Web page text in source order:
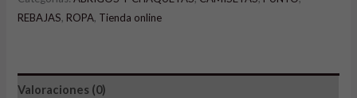
REBAJAS, ROPA, Tienda online
Valoraciones (0)